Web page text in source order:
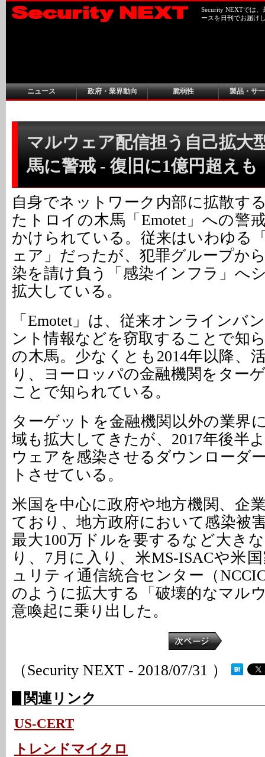
Security NEXTでは
ースを日刊でお届け
ニュース 政府・業界動向 脆弱性 製品・サ
マルウェア配信担う自己拡大
馬に警戒 - 復旧に1億円超えも
自身でネットワーク内部に拡散す
たトロイの木馬「Emotet」への警
かけられている。従来はいわゆる
ェア」だったが、犯罪グループか
染を請け負う「感染インフラ」へ
拡大している。
「Emotet」は、従来オンラインバ
ント情報などを窃取することで知
の木馬。少なくとも2014年以降、
り、ヨーロッパの金融機関をター
ことで知られている。
ターゲットを金融機関以外の業界
域も拡大してきたが、2017年後半
ウェアを感染させるダウンローダ
トさせている。
米国を中心に政府や地方機関、企
ており、地方政府において感染被
最大100万ドルを要するなど大き
り、7月に入り、米MS-ISACや米
ュリティ通信統合センター（
のように拡大する「破壊的なマル
意喚起に乗り出した。
（Security NEXT - 2018/07/31 ）
関連リンク
US-CERT
トレンドマイクロ